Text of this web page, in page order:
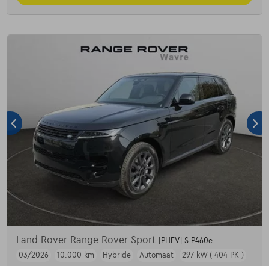
Land Rover Range Rover Sport
[PHEV] S P460e
03/2026
10.000 km Hybride Automaat 297 kW ( 404 PK )